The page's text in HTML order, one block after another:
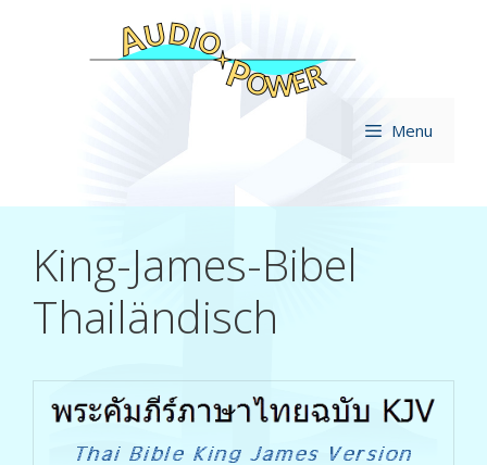
Menu
King-James-Bibel
Thailändisch